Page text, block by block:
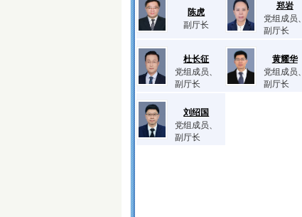
陈虎
副厅长
郑岩
党组成员、
副厅长
杜长征
党组成员、
副厅长
黄耀华
党组成员、
副厅长
刘绍国
党组成员、
副厅长